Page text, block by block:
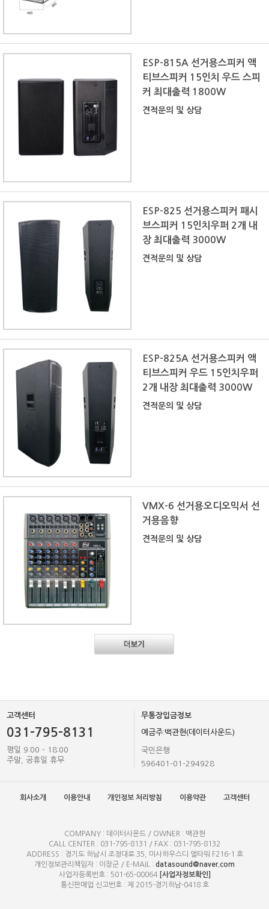
ESP-815A 선거용스피커 액
티브스피커 15인치 우드 스피
커 최대출력 1800W
견적문의 및 상담
ESP-825 선거용스피커 패시
브스피커 15인치우퍼 2개 내
장 최대출력 3000W
견적문의 및 상담
ESP-825A 선거용스피커 액
티브스피커 우드 15인치우퍼
2개 내장 최대출력 3000W
견적문의 및 상담
VMX-6 선거용오디오믹서 선
거용음향
견적문의 및 상담
고객센터
031-795-8131
평일 9:00 - 18:00
주말, 공휴일 휴무
무통장입금정보
예금주:백관현(데이터사운드)
국민은행
596401-01-294928
회사소개 이용안내 개인정보 처리방침 이용약관 고객센터
COMPANY : 데이터사운드 / OWNER : 백관현
CALL CENTER : 031-795-8131 / FAX : 031-795-8132
ADDRESS : 경기도 하남시 조정대로 35, 미사하우스디 엘타워 F216-1 호
개인정보관리책임자 : 이장군 / E-MAIL : datasound@naver.com
사업자등록번호 : 501-65-00064 [사업자정보확인]
통신판매업 신고번호 : 제 2015-경기하남-0418 호